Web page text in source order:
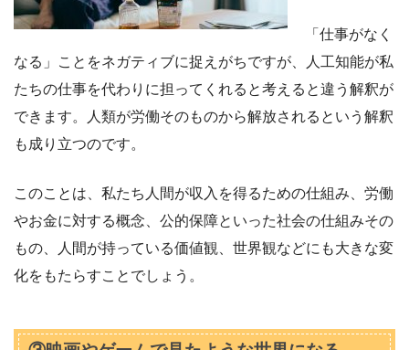
「仕事がなく
なる」ことをネガティブに捉えがちですが、人工知能が私
たちの仕事を代わりに担ってくれると考えると違う解釈が
できます。人類が労働そのものから解放されるという解釈
も成り立つのです。
このことは、私たち人間が収入を得るための仕組み、労働
やお金に対する概念、公的保障といった社会の仕組みその
もの、人間が持っている価値観、世界観などにも大きな変
化をもたらすことでしょう。